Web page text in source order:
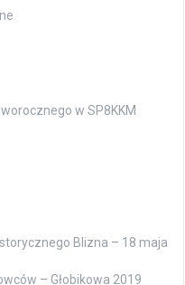
w SP8KKM
Blizna – 18 maja
– Głobikowa 2019